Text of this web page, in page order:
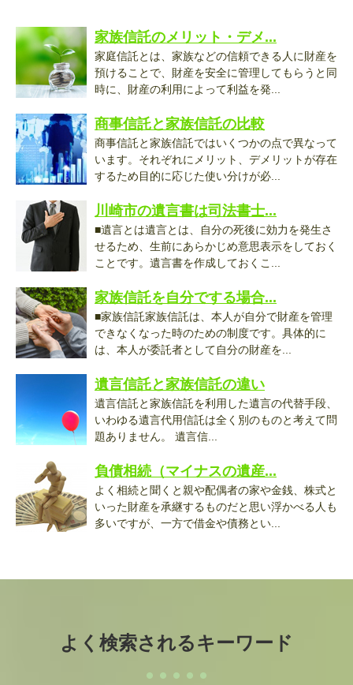
家族信託のメリット・デメ...
家庭信託とは、家族などの信頼できる人に財産を
預けることで、財産を安全に管理してもらうと同
時に、財産の利用によって利益を発...
商事信託と家族信託の比較
商事信託と家族信託ではいくつかの点で異なって
います。それぞれにメリット、デメリットが存在
するため目的に応じた使い分けが必...
川崎市の遺言書は司法書士...
■遺言とは遺言とは、自分の死後に効力を発生さ
せるため、生前にあらかじめ意思表示をしておく
ことです。遺言書を作成しておくこ...
家族信託を自分でする場合...
■家族信託家族信託は、本人が自分で財産を管理
できなくなった時のための制度です。具体的に
は、本人が委託者として自分の財産を...
遺言信託と家族信託の違い
遺言信託と家族信託を利用した遺言の代替手段、
いわゆる遺言代用信託は全く別のものと考えて問
題ありません。 遺言信...
負債相続（マイナスの遺産...
よく相続と聞くと親や配偶者の家や金銭、株式と
いった財産を承継するものだと思い浮かべる人も
多いですが、一方で借金や債務とい...
よく検索されるキーワード